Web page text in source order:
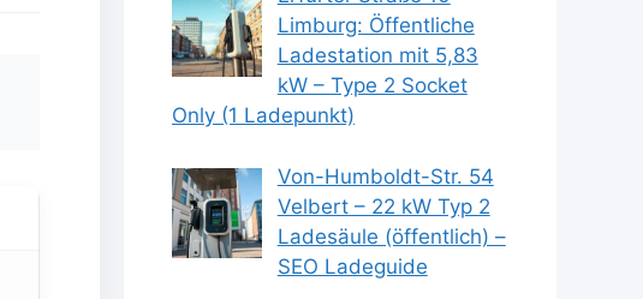
Limburg: Öffentliche
Ladestation mit 5,83
kW – Type 2 Socket
Only (1 Ladepunkt)
Von-Humboldt-Str. 54
Velbert – 22 kW Typ 2
Ladesäule (öffentlich) –
SEO Ladeguide